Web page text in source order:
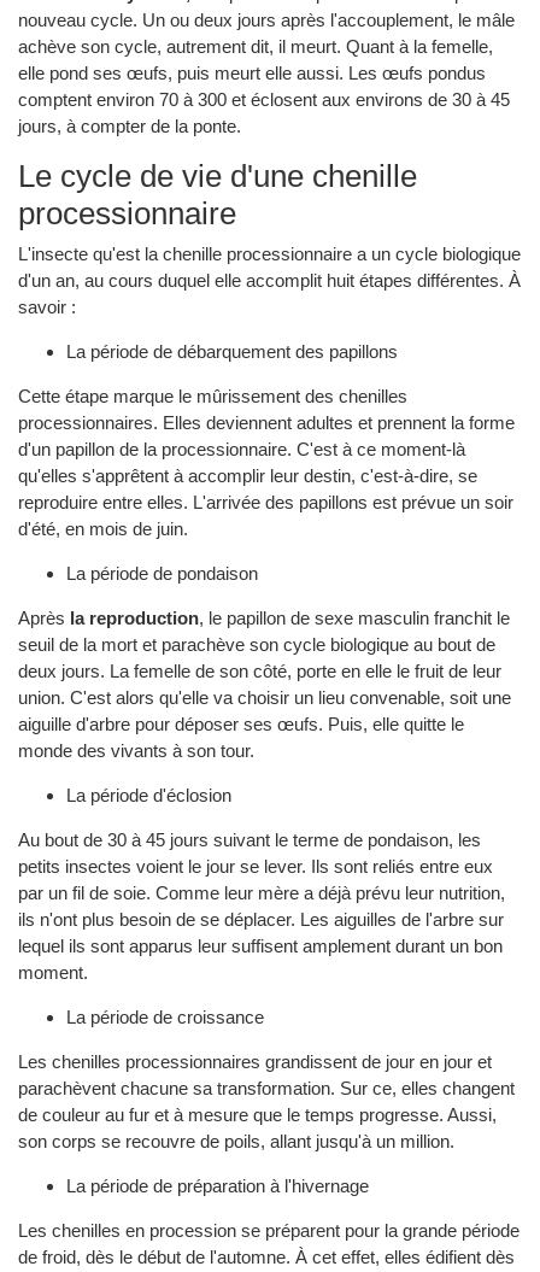
nouveau cycle. Un ou deux jours après l'accouplement, le mâle
achève son cycle, autrement dit, il meurt. Quant à la femelle,
elle pond ses œufs, puis meurt elle aussi. Les œufs pondus
comptent environ 70 à 300 et éclosent aux environs de 30 à 45
jours, à compter de la ponte.
Le cycle de vie d'une chenille
processionnaire
L'insecte qu'est la chenille processionnaire a un cycle biologique
d'un an, au cours duquel elle accomplit huit étapes différentes. À
savoir :
La période de débarquement des papillons
Cette étape marque le mûrissement des chenilles
processionnaires. Elles deviennent adultes et prennent la forme
d'un papillon de la processionnaire. C'est à ce moment-là
qu'elles s'apprêtent à accomplir leur destin, c'est-à-dire, se
reproduire entre elles. L'arrivée des papillons est prévue un soir
d'été, en mois de juin.
La période de pondaison
Après la reproduction, le papillon de sexe masculin franchit le
seuil de la mort et parachève son cycle biologique au bout de
deux jours. La femelle de son côté, porte en elle le fruit de leur
union. C'est alors qu'elle va choisir un lieu convenable, soit une
aiguille d'arbre pour déposer ses œufs. Puis, elle quitte le
monde des vivants à son tour.
La période d'éclosion
Au bout de 30 à 45 jours suivant le terme de pondaison, les
petits insectes voient le jour se lever. Ils sont reliés entre eux
par un fil de soie. Comme leur mère a déjà prévu leur nutrition,
ils n'ont plus besoin de se déplacer. Les aiguilles de l'arbre sur
lequel ils sont apparus leur suffisent amplement durant un bon
moment.
La période de croissance
Les chenilles processionnaires grandissent de jour en jour et
parachèvent chacune sa transformation. Sur ce, elles changent
de couleur au fur et à mesure que le temps progresse. Aussi,
son corps se recouvre de poils, allant jusqu'à un million.
La période de préparation à l'hivernage
Les chenilles en procession se préparent pour la grande période
de froid, dès le début de l'automne. À cet effet, elles édifient dès